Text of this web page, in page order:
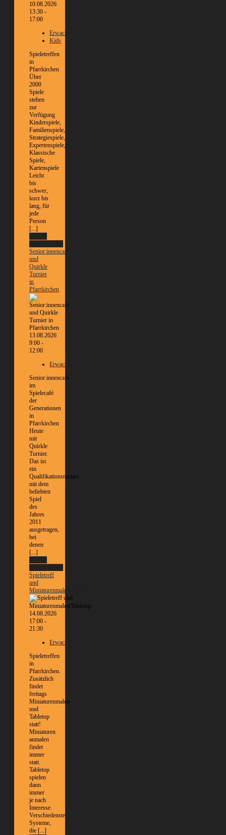
10.08.2026
13:30 -
17:00
Erwachsene
Kids
Spieletreffen
in
Pfarrkirchen
Über
2000
Spiele
stehen
zur
Verfügung
Kinderspiele,
Familienspiele,
Strategiespiele,
Expertenspiele,
Klassische
Spiele,
Kartenspiele
Leicht
bis
schwer,
kurz bis
lang, für
jede
Person
[...]
Senior:innencafé
und
Quirkle
Turnier
in
Pfarrkirchen
13.08.2026
9:00 -
12:00
Erwachsene
Senior:innencafé
im
Spielecafé
der
Generationen
in
Pfarrkirchen
Heute
mit
Quirkle
Turnier.
Das ist
ein
Qualifikationsturnier
mit dem
beliebten
Spiel
des
Jahres
2011
ausgetragen,
bei
denen
[...]
Spieletreff
und
Miniaturenmalen/Tabletop
14.08.2026
17:00 -
21:30
Erwachsene
Spieletreffen
in
Pfarrkirchen.
Zusätzlich
findet
freitags
Miniaturenmalen
und
Tabletop
statt!
Miniaturen
anmalen
findet
immer
statt.
Tabletop
spielen
dann
immer
je nach
Interesse.
Verschiedenste
Systeme,
die [...]